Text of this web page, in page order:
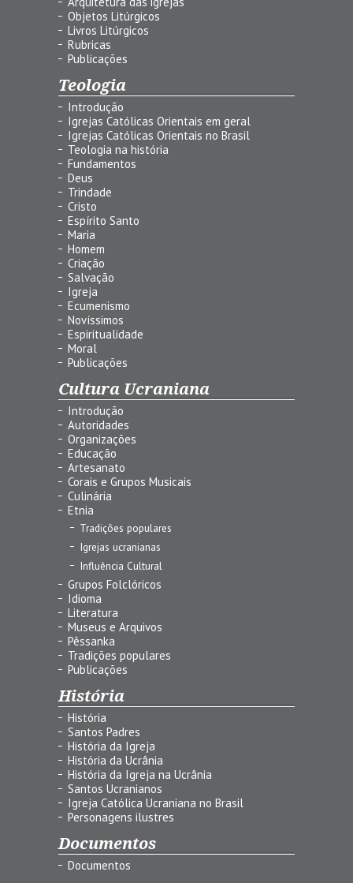
Objetos Litúrgicos
Livros Litúrgicos
Rubricas
Publicações
Teologia
Introdução
Igrejas Católicas Orientais em geral
Igrejas Católicas Orientais no Brasil
Teologia na história
Fundamentos
Deus
Trindade
Cristo
Espírito Santo
Maria
Homem
Criação
Salvação
Igreja
Ecumenismo
Novíssimos
Espiritualidade
Moral
Publicações
Cultura Ucraniana
Introdução
Autoridades
Organizações
Educação
Artesanato
Corais e Grupos Musicais
Culinária
Etnia
Tradições populares
Igrejas ucranianas
Influência Cultural
Grupos Folclóricos
Idioma
Literatura
Museus e Arquivos
Pêssanka
Tradições populares
Publicações
História
História
Santos Padres
História da Igreja
História da Ucrânia
História da Igreja na Ucrânia
Santos Ucranianos
Igreja Católica Ucraniana no Brasil
Personagens ilustres
Documentos
Documentos